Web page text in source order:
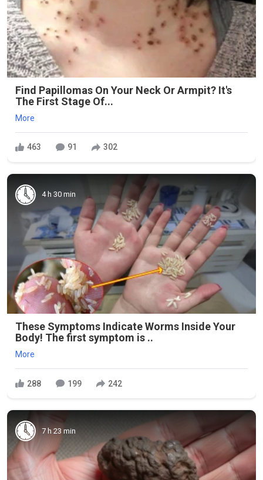
Find Papillomas On Your Neck Or Armpit? It's
The First Stage Of...
More
463 91 302
4 h 30 min
These Symptoms Indicate Worms Inside Your
Body! The first symptom is ..
More
288 199 242
7 h 23 min